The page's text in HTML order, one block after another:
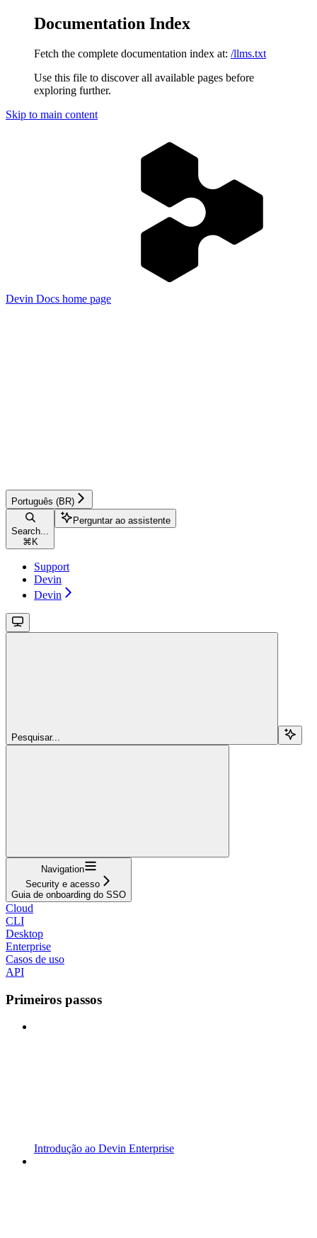
Documentation Index
Fetch the complete documentation index at: /llms.txt
Use this file to discover all available pages before
exploring further.
Skip to main content
Devin Docs home page
Português (BR)
Search...
⌘ K
Perguntar ao assistente
Support
Devin
Devin
Pesquisar...
Navigation
Security e acesso
Guia de onboarding do SSO
Cloud
CLI
Desktop
Enterprise
Casos de uso
API
Primeiros passos
Introdução ao Devin Enterprise